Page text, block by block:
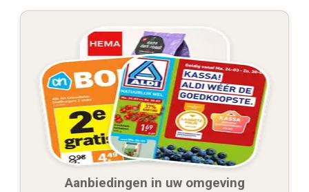
Aanbiedingen in uw omgeving